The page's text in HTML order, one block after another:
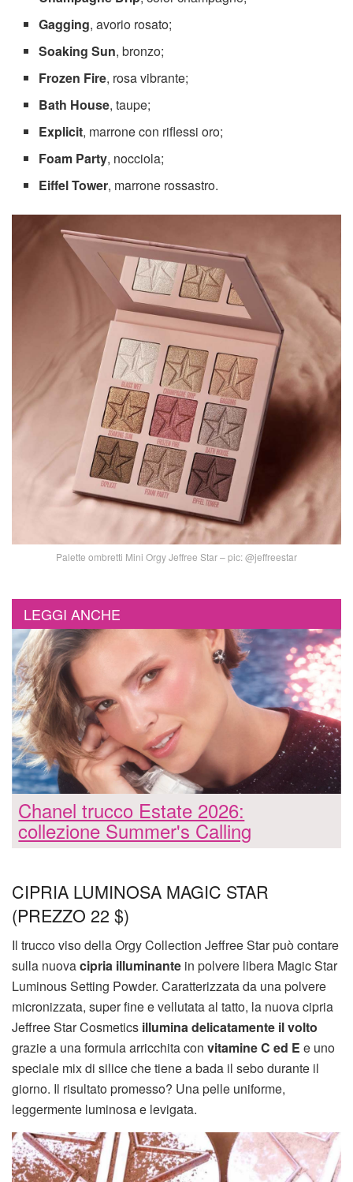
Gagging, avorio rosato;
Soaking Sun, bronzo;
Frozen Fire, rosa vibrante;
Bath House, taupe;
Explicit, marrone con riflessi oro;
Foam Party, nocciola;
Eiffel Tower, marrone rossastro.
Palette ombretti Mini Orgy Jeffree Star – pic: @jeffreestar
LEGGI ANCHE
Chanel trucco Estate 2026:
collezione Summer's Calling
CIPRIA LUMINOSA MAGIC STAR
(PREZZO 22 $)
Il trucco viso della Orgy Collection Jeffree Star può contare
sulla nuovacipria illuminante in polvere libera Magic Star
Luminous Setting Powder. Caratterizzata da una polvere
micronizzata, super fine e vellutata al tatto, la nuova cipria
Jeffree Star Cosmetics illumina delicatamente il volto
grazie a una formula arricchita con vitamine C ed E e uno
speciale mix di silice che tiene a bada il sebo durante il
giorno. Il risultato promesso? Una pelle uniforme,
leggermente luminosa e levigata.